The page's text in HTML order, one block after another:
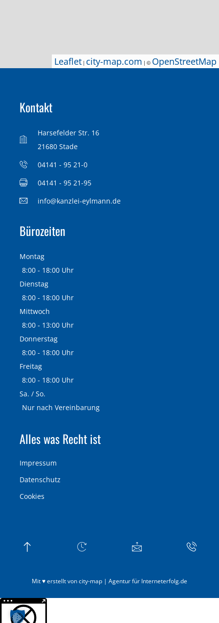
Leaflet | city-map.com | © OpenStreetMap
Leaflet | city-map.com | © OpenStreetMap
Kontakt
Harsefelder Str. 16
21680 Stade
04141 - 95 21-0
04141 - 95 21-95
info@kanzlei-eylmann.de
Bürozeiten
Montag
8:00 - 18:00 Uhr
Dienstag
8:00 - 18:00 Uhr
Mittwoch
8:00 - 13:00 Uhr
Donnerstag
8:00 - 18:00 Uhr
Freitag
8:00 - 18:00 Uhr
Sa. / So.
Nur nach Vereinbarung
Alles was Recht ist
Impressum
Datenschutz
Cookies
Mit ♥ erstellt von city-map | Agentur für Interneterfolg.de
Weitere Informationen über den gesperrten Inhalt.